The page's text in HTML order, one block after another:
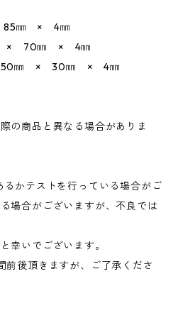
85㎜ × 4㎜
70㎜ × 4㎜
㎜ × 30㎜ × 4㎜
の商品と異なる場合がありま
かテストを行っている場合がご
場合がございますが、不良では
幸いでございます。
前後頂きますが、ご了承くださ